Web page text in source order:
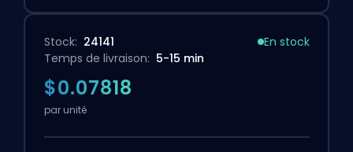
Stock: 24141
En stock
Temps de livraison: 5-15 min
$0.07818
par unité